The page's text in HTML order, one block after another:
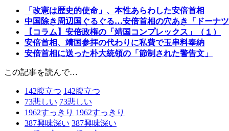
「改憲は歴史的使命」、本性あらわした安倍首相
中国除き周辺国ぐるぐる…安倍首相の穴あき「ドーナツ
【コラム】安倍政権の「靖国コンプレックス」（１）
安倍首相、靖国参拝の代わりに私費で玉串料奉納
安倍首相に送った朴大統領の「節制された警告文」
この記事を読んで…
142腹立つ 142腹立つ
73悲しい 73悲しい
1962すっきり 1962すっきり
387興味深い 387興味深い